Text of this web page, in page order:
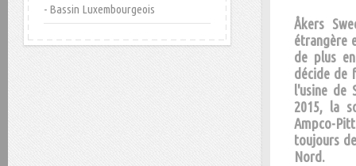
- Bassin Luxembourgeois
Åkers
étrangère
de plus
décide de
l'usine de
2015, la
Ampco-
toujours
Nord.